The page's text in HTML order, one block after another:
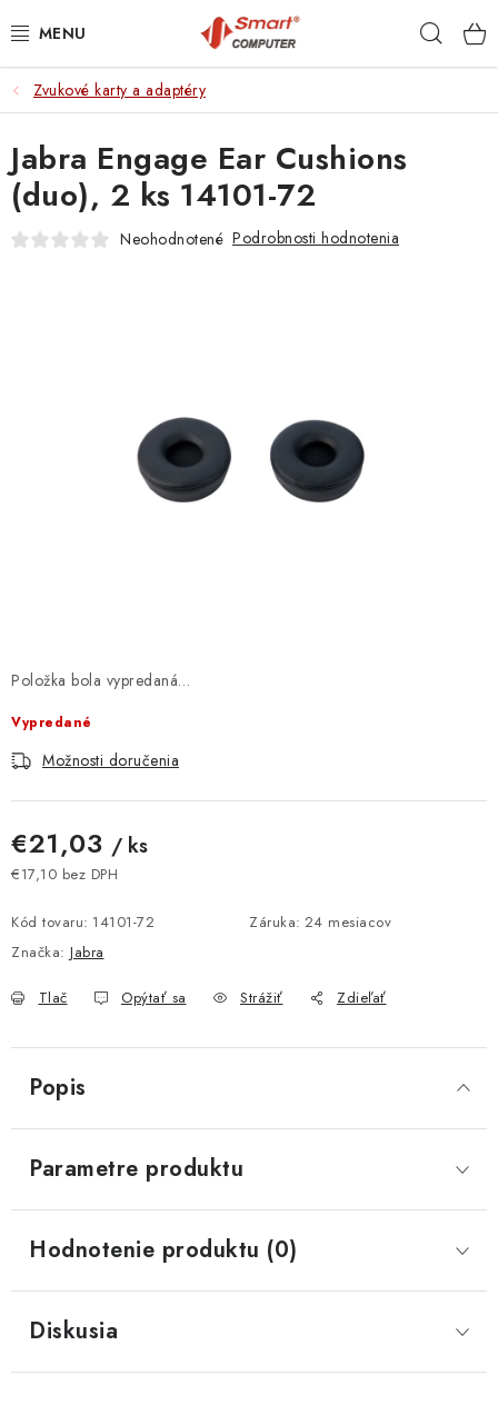
na
NOTEBOOKY
MOBILNÉ ZARIADENIA
PC A KOMPONENTY
: OBĽÚBENÉ PRODUKTY
: TOP PRODUKTY
ZNAČKY
Moja objednávka
Zvukové karty a adaptéry
Položka bola vypredaná…
Vypredané
Možnosti doručenia
€21,03 / ks
€17,10 bez DPH
Kód tovaru: 14101-72 Záruka: 24 mesiacov
Značka: Jabra
Tlač Opýtať sa Strážiť Zdieľať
Jabra Engage Ear Cushions
(duo), 2 ks 14101-72
Neohodnotené Podrobnosti hodnotenia
Popis
Parametre produktu
Hodnotenie produktu (0)
Diskusia